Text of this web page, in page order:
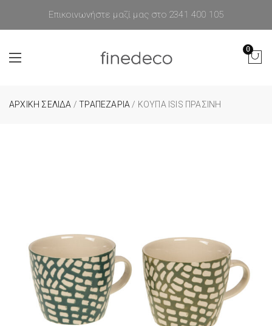
Επικοινωνήστε μαζί μας στο 2341 400 105
0
ΑΡΧΙΚΉ ΣΕΛΊΔΑ /ΤΡΑΠΕΖΑΡΙΑ / ΚΟΎΠΑ ISIS ΠΡΆΣΙΝΗ